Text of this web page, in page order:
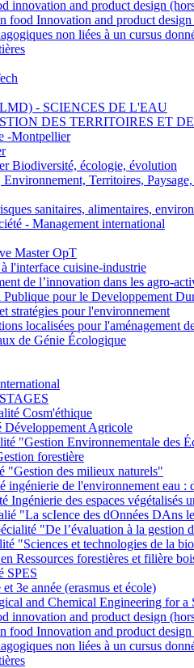
innovation and product design
food Innovation and product
non liées à un cursus
- SCIENCES DE L'EAU
DES TERRITOIRES ET
-Montpellier
Biodiversité, écologie, évolution
Territoires,
sanitaires, alimentaires,
- Management international
Master OpT
l'interface cuisine-industrie
de l’innovation dans les agro-
pour le Developpement
stratégies pour l'environnement
localisées pour l'aménagement
de Génie Écologique
Cosm'éthique
Agricole
"Gestion Environnementale des
forestière
"Gestion des milieux naturels"
de l'environnement eau :
Ingénierie des espaces végétalisés
"La scIence des dOnnées DAns
"De l’évaluation à la gestion
"Sciences et technologies de la
Ressources forestières et filière
SPES
3e année (erasmus et école)
and Chemical Engineering for a
innovation and product design
food Innovation and product
non liées à un cursus